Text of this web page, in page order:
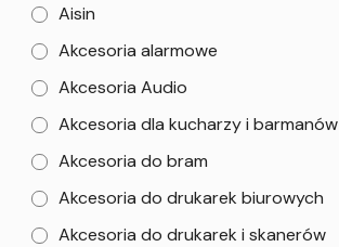
Aisin
Akcesoria alarmowe
Akcesoria Audio
Akcesoria dla kucharzy i barmanów
Akcesoria do bram
Akcesoria do drukarek biurowych
Akcesoria do drukarek i skanerów